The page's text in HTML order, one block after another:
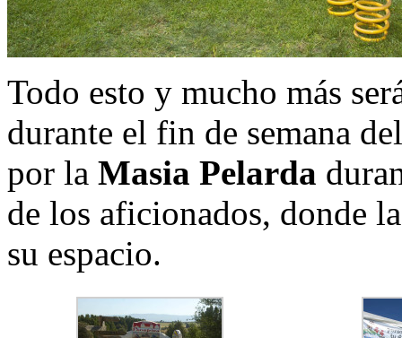
Todo esto y mucho más
durante el fin de semana
por la Masia Pelarda
de los aficionados, donde
su espacio.